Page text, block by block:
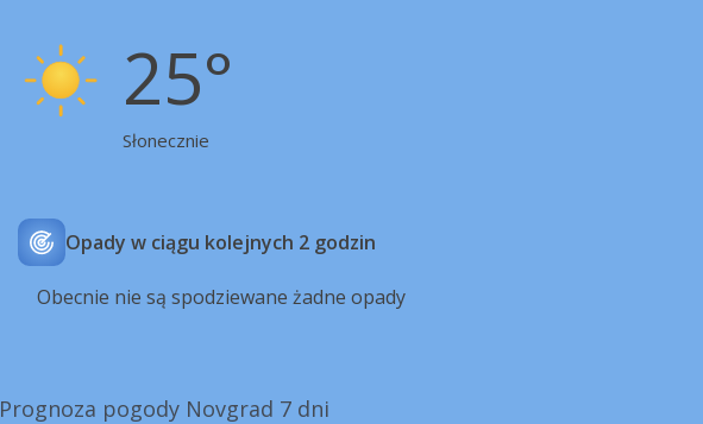
25°
Słonecznie
Opady w ciągu kolejnych 2 godzin
Obecnie nie są spodziewane żadne opady
Prognoza pogody Novgrad 7 dni